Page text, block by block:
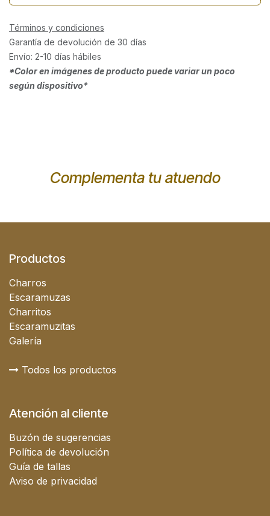
Términos y condiciones
Garantía de devolución de 30 días
Envío: 2-10 días hábiles
*Color en imágenes de producto puede variar un poco
según dispositivo*
Complementa tu atuendo
Productos
Charros
Escaramuzas
Charritos
Escaramuzitas
Galería
Todos los productos
Atención al cliente
Buzón de sugerencias
Política de devolución
Guía de tallas
Aviso de privacidad